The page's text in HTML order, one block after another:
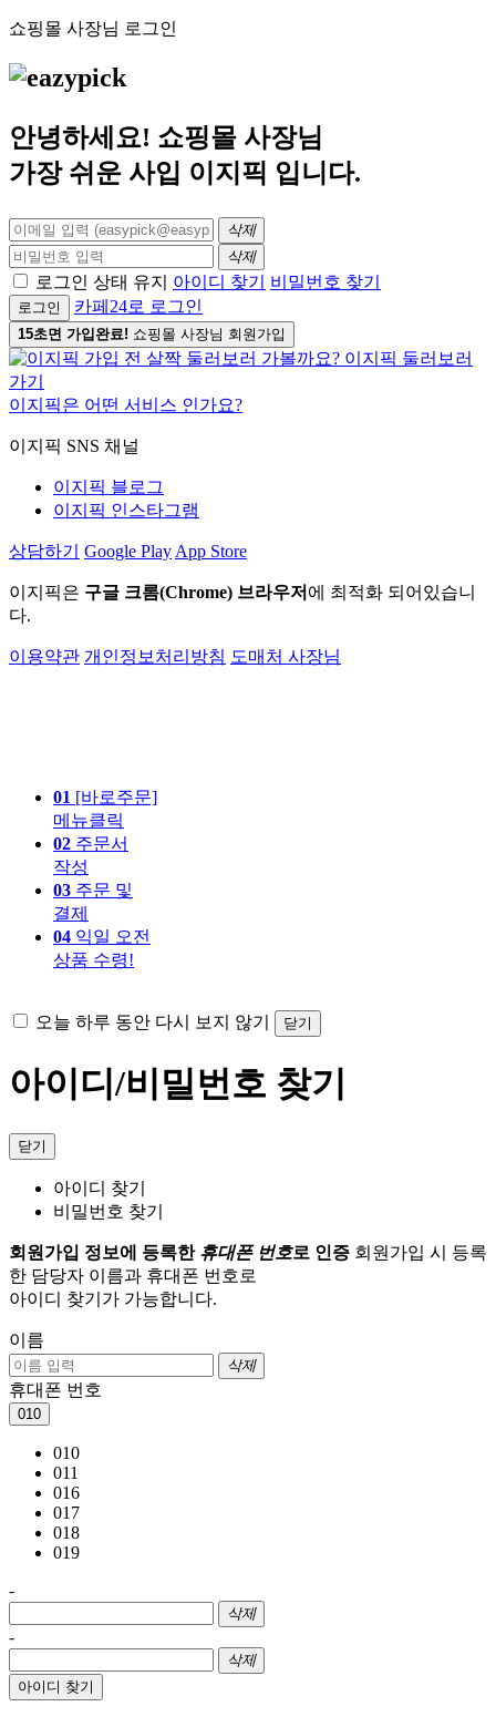
쇼핑몰 사장님 로그인
안녕하세요! 쇼핑몰 사장님
가장 쉬운 사입 이지픽 입니다.
삭제
삭제
로그인 상태 유지 아이디 찾기 비밀번호 찾기
로그인 카페24로 로그인
15초면 가입완료! 쇼핑몰 사장님 회원가입
이지픽은 어떤 서비스 인가요?
이지픽 SNS 채널
이지픽 블로그
이지픽 인스타그램
상담하기 Google Play App Store
이지픽은 구글 크롬(Chrome) 브라우저 에 최적화 되어있습니
다.
이용약관 개인정보처리방침 도매처 사장님
01 [바로주문]
메뉴클릭
02 주문서
작성
03 주문 및
결제
04 익일 오전
상품 수령!
오늘 하루 동안 다시 보지 않기 닫기
아이디/비밀번호 찾기
닫기
아이디 찾기
비밀번호 찾기
회원가입 정보에 등록한 휴대폰 번호로 인증 회원가입 시 등록
한 담당자 이름과 휴대폰 번호로
아이디 찾기가 가능합니다.
이름
삭제
휴대폰 번호
010
010
011
016
017
018
019
-
삭제
-
삭제
아이디 찾기